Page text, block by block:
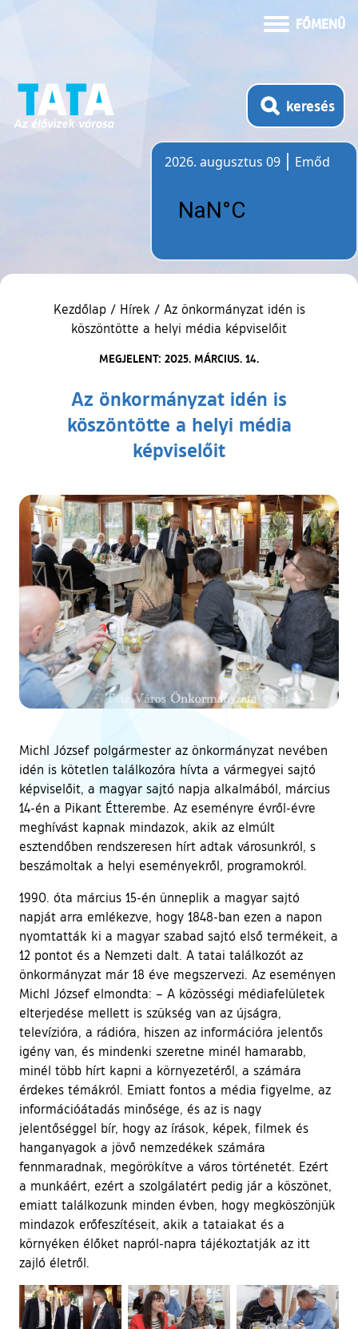
FŐMENÜ
keresés
2026. augusztus 09
Emőd
Kezdőlap / Hírek / Az önkormányzat idén is
köszöntötte a helyi média képviselőit
MEGJELENT: 2025. MÁRCIUS. 14.
Az önkormányzat idén is
köszöntötte a helyi média
képviselőit
Michl József polgármester az önkormányzat nevében
idén is kötetlen találkozóra hívta a vármegyei sajtó
képviselőit, a magyar sajtó napja alkalmából, március
14-én a Pikant Étterembe. Az eseményre évről-évre
meghívást kapnak mindazok, akik az elmúlt
esztendőben rendszeresen hírt adtak városunkról, s
beszámoltak a helyi eseményekről, programokról.
1990. óta március 15-én ünneplik a magyar sajtó
napját arra emlékezve, hogy 1848-ban ezen a napon
nyomtatták ki a magyar szabad sajtó első termékeit, a
12 pontot és a Nemzeti dalt. A tatai találkozót az
önkormányzat már 18 éve megszervezi. Az eseményen
Michl József elmondta: – A közösségi médiafelületek
elterjedése mellett is szükség van az újságra,
televízióra, a rádióra, hiszen az információra jelentős
igény van, és mindenki szeretne minél hamarabb,
minél több hírt kapni a környezetéről, a számára
érdekes témákról. Emiatt fontos a média figyelme, az
információátadás minősége, és az is nagy
jelentőséggel bír, hogy az írások, képek, filmek és
hanganyagok a jövő nemzedékek számára
fennmaradnak, megörökítve a város történetét. Ezért
a munkáért, ezért a szolgálatért pedig jár a köszönet,
emiatt találkozunk minden évben, hogy megköszönjük
mindazok erőfeszítéseit, akik a tataiakat és a
környéken élőket napról-napra tájékoztatják az itt
zajló életről.
Ugrás a galéria utánra